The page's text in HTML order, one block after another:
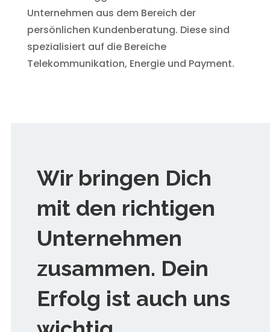
Unternehmen aus dem Bereich der
persönlichen Kundenberatung. Diese sind
spezialisiert auf die Bereiche
Telekommunikation, Energie und Payment.
Wir bringen Dich
mit den richtigen
Unternehmen
zusammen. Dein
Erfolg ist auch uns